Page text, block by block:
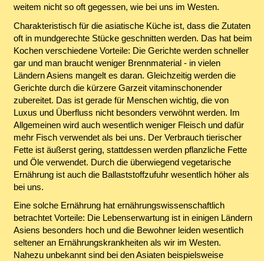
weitem nicht so oft gegessen, wie bei uns im Westen.
Charakteristisch für die asiatische Küche ist, dass die Zutaten
oft in mundgerechte Stücke geschnitten werden. Das hat beim
Kochen verschiedene Vorteile: Die Gerichte werden schneller
gar und man braucht weniger Brennmaterial - in vielen
Ländern Asiens mangelt es daran. Gleichzeitig werden die
Gerichte durch die kürzere Garzeit vitaminschonender
zubereitet. Das ist gerade für Menschen wichtig, die von
Luxus und Überfluss nicht besonders verwöhnt werden. Im
Allgemeinen wird auch wesentlich weniger Fleisch und dafür
mehr Fisch verwendet als bei uns. Der Verbrauch tierischer
Fette ist äußerst gering, stattdessen werden pflanzliche Fette
und Öle verwendet. Durch die überwiegend vegetarische
Ernährung ist auch die Ballaststoffzufuhr wesentlich höher als
bei uns.
Eine solche Ernährung hat ernährungswissenschaftlich
betrachtet Vorteile: Die Lebenserwartung ist in einigen Ländern
Asiens besonders hoch und die Bewohner leiden wesentlich
seltener an Ernährungskrankheiten als wir im Westen.
Nahezu unbekannt sind bei den Asiaten beispielsweise